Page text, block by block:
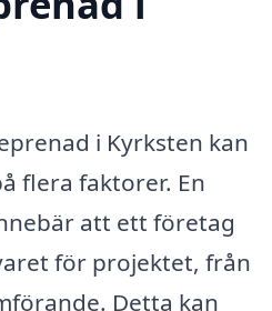
i Kyrksten kan
flera faktorer. En
att ett företag
för projektet, från
Detta kan